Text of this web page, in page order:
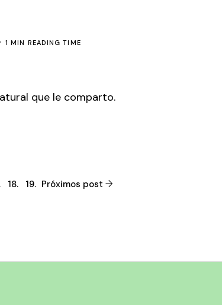
1 MIN READING TIME
que le comparto.
18. 19. Próximos post